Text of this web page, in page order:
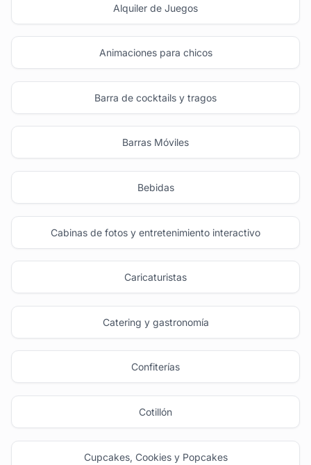
Alquiler de Juegos
Animaciones para chicos
Barra de cocktails y tragos
Barras Móviles
Bebidas
Cabinas de fotos y entretenimiento interactivo
Caricaturistas
Catering y gastronomía
Confiterías
Cotillón
Cupcakes, Cookies y Popcakes